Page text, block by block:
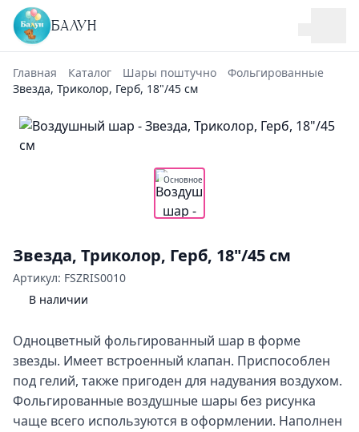
БАЛУН
Главная Каталог Шары поштучно
Фольгированные
Звезда, Триколор, Герб, 18"/45 см
Основное
Звезда, Триколор, Герб, 18"/45 см
Артикул: FSZRIS0010
В наличии
Одноцветный фольгированный шар в форме
звезды. Имеет встроенный клапан. Приспособлен
под гелий, также пригоден для надувания воздухом.
Фольгированные воздушные шары без рисунка
чаще всего используются в оформлении. Наполнен